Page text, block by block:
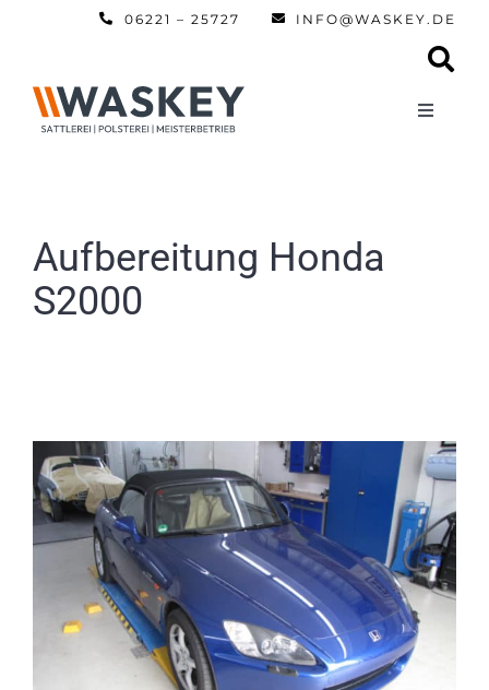
06221 – 25727 INFO@WASKEY.DE
Toggle
Partner
Kontakt
Aufbereitung Honda
S2000